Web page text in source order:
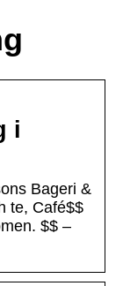
i
Bageri &
te, Café$$
$$ –